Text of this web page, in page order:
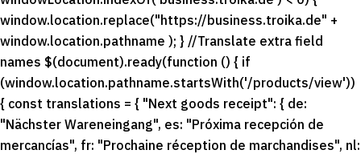
window.location.replace("https://business.troika.de" +
window.location.pathname ); } //Translate extra field
names $(document).ready(function () { if
(window.location.pathname.startsWith('/products/view'))
{ const translations = { "Next goods receipt": { de:
"Nächster Wareneingang", es: "Próxima recepción de
mercancías", fr: "Prochaine réception de marchandises", nl: